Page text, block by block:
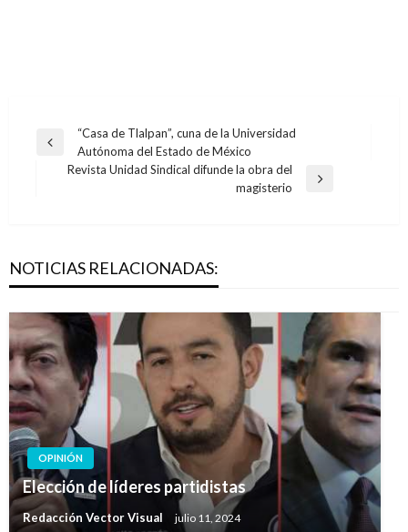
Navegación
Entrada
anterior
“Casa de Tlalpan”, cuna de la Universidad
Autónoma del Estado de México
Revista Unidad Sindical difunde la obra del
magisterio
NOTICIAS RELACIONADAS:
OPINIÓN
Elección de líderes partidistas
Redacción Vector Visual julio 11, 2024